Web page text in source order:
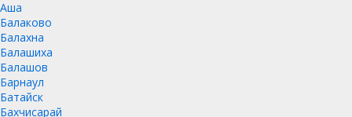
Аша
Балаково
Балахна
Балашиха
Балашов
Барнаул
Батайск
Бахчисарай